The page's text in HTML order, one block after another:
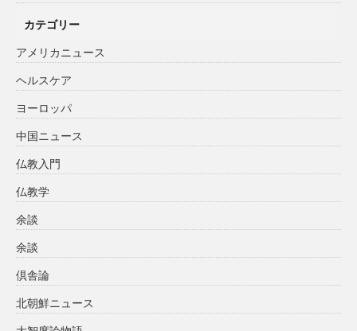
カテゴリー
アメリカニュース
ヘルスケア
ヨーロッパ
中国ニュース
仏教入門
仏教学
余談
余談
倶舎論
北朝鮮ニュース